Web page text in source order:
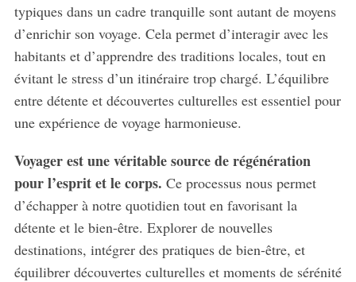
typiques dans un cadre tranquille sont autant de moyens
d’enrichir son voyage. Cela permet d’interagir avec les
habitants et d’apprendre des traditions locales, tout en
évitant le stress d’un itinéraire trop chargé. L’équilibre
entre détente et découvertes culturelles est essentiel pour
une expérience de voyage harmonieuse.
Voyager est une véritable source de régénération
pour l’esprit et le corps. Ce processus nous permet
d’échapper à notre quotidien tout en favorisant la
détente et le bien-être. Explorer de nouvelles
destinations, intégrer des pratiques de bien-être, et
équilibrer découvertes culturelles et moments de sérénité